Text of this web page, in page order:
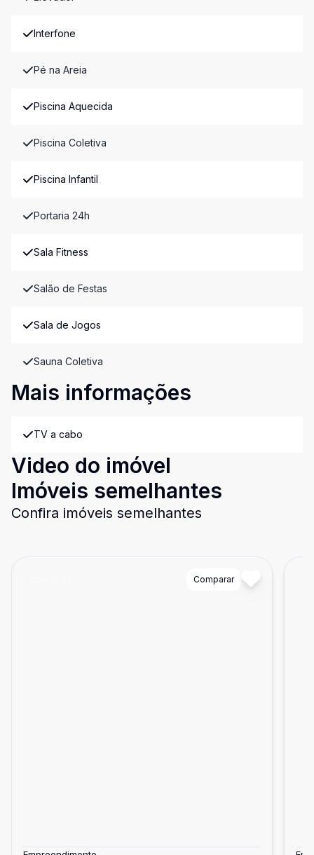
Interfone
Pé na Areia
Piscina Aquecida
Piscina Coletiva
Piscina Infantil
Portaria 24h
Sala Fitness
Salão de Festas
Sala de Jogos
Sauna Coletiva
Mais informações
TV a cabo
Video do imóvel
Imóveis semelhantes
Confira imóveis semelhantes
Comparar